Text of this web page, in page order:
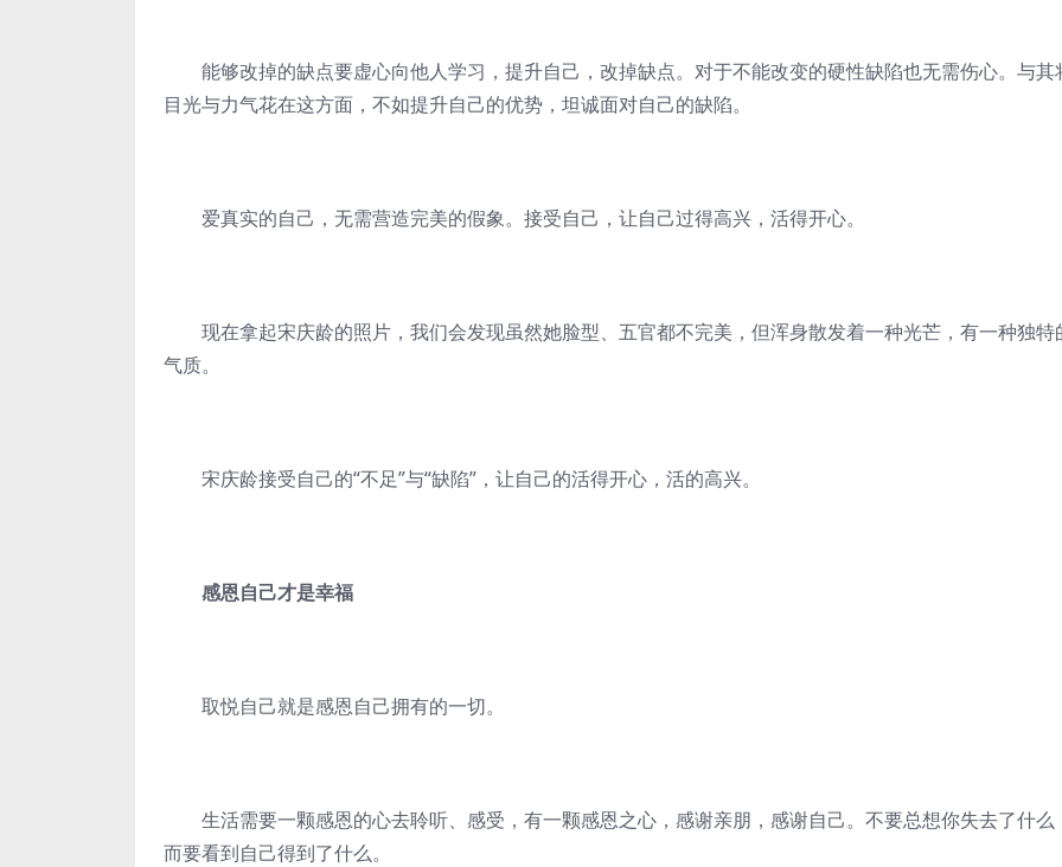
能够改掉的缺点要虚心向他人学习，提升自己，改掉缺点。对于不能改变的硬性缺陷也无需伤心。与其
目光与力气花在这方面，不如提升自己的优势，坦诚面对自己的缺陷。
爱真实的自己，无需营造完美的假象。接受自己，让自己过得高兴，活得开心。
现在拿起宋庆龄的照片，我们会发现虽然她脸型、五官都不完美，但浑身散发着一种光芒，有一种独特
气质。
宋庆龄接受自己的“不足”与“缺陷”，让自己的活得开心，活的高兴。
感恩自己才是幸福
取悦自己就是感恩自己拥有的一切。
生活需要一颗感恩的心去聆听、感受，有一颗感恩之心，感谢亲朋，感谢自己。不要总想你失去了什么
而要看到自己得到了什么。